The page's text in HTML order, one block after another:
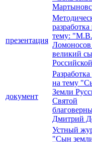
презентация
разработка
тему: "М.В.
великий
документ
Разработка
на тему
Земли
Святой
Дмитрий
Устный
"Сын